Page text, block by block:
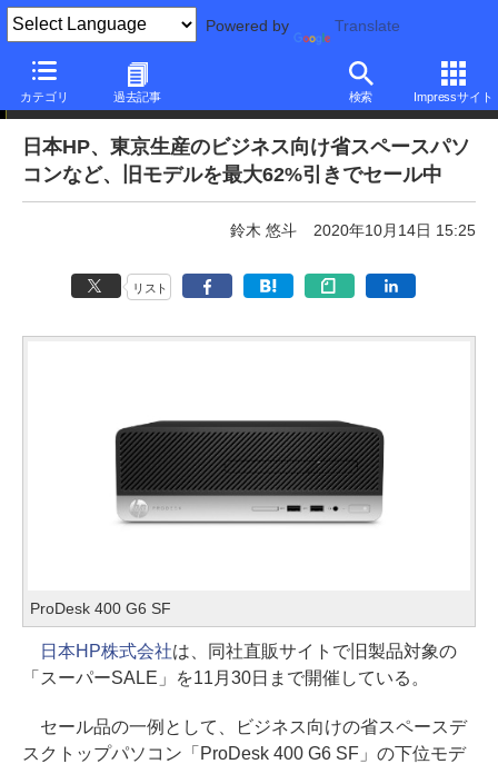
Powered by Translate
カテゴリ 過去記事 検索 Impressサイト
本日みつけたお買い得品
日本HP、東京生産のビジネス向け省スペースパソ
コンなど、旧モデルを最大62%引きでセール中
鈴木 悠斗 2020年10月14日 15:25
リスト
ProDesk 400 G6 SF
日本HP株式会社は、同社直販サイトで旧製品対象の
「スーパーSALE」を11月30日まで開催している。
セール品の一例として、ビジネス向けの省スペースデ
スクトップパソコン「ProDesk 400 G6 SF」の下位モデ